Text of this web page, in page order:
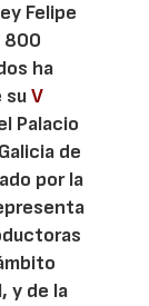
Felipe
800
ha
suV
Palacio
de
por la
y de la